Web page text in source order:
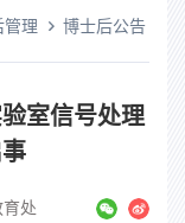
管理 博士后公告
室信号处理
处